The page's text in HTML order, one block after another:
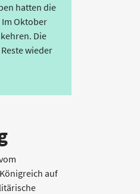
hatten die
Oktober
Die
wieder
auf